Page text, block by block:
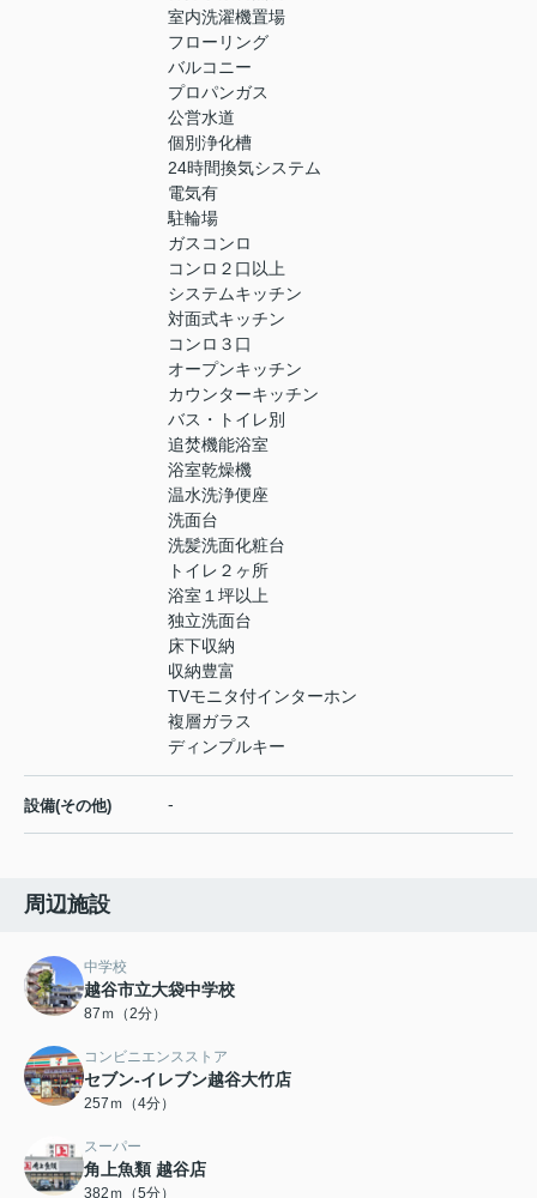
室内洗濯機置場
フローリング
バルコニー
プロパンガス
公営水道
個別浄化槽
24時間換気システム
電気有
駐輪場
ガスコンロ
コンロ２口以上
システムキッチン
対面式キッチン
コンロ３口
オープンキッチン
カウンターキッチン
バス・トイレ別
追焚機能浴室
浴室乾燥機
温水洗浄便座
洗面台
洗髪洗面化粧台
トイレ２ヶ所
浴室１坪以上
独立洗面台
床下収納
収納豊富
TVモニタ付インターホン
複層ガラス
ディンプルキー
設備(その他) -
周辺施設
中学校
越谷市立大袋中学校
87ｍ（2分）
コンビニエンスストア
セブン-イレブン越谷大竹店
257ｍ（4分）
スーパー
角上魚類 越谷店
382ｍ（5分）